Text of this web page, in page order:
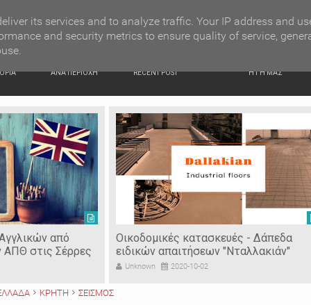
ΑΝΑ ΠΕΡΙΟΧΗ RECENT POST Η ΓΗ ΜΑΣ
από
ΑΠΘ στις Σέρρες
Οικοδομικές κατασκευές - Δάπεδα
ειδικών απαιτήσεων "Νταλλακιάν"
Unknown 2020-10-02
ΚΡΗΤΗ ΣΕΙΣΜΟΣ
its services and to analyze traffic. Your IP address and
and security metrics to ensure quality of service,